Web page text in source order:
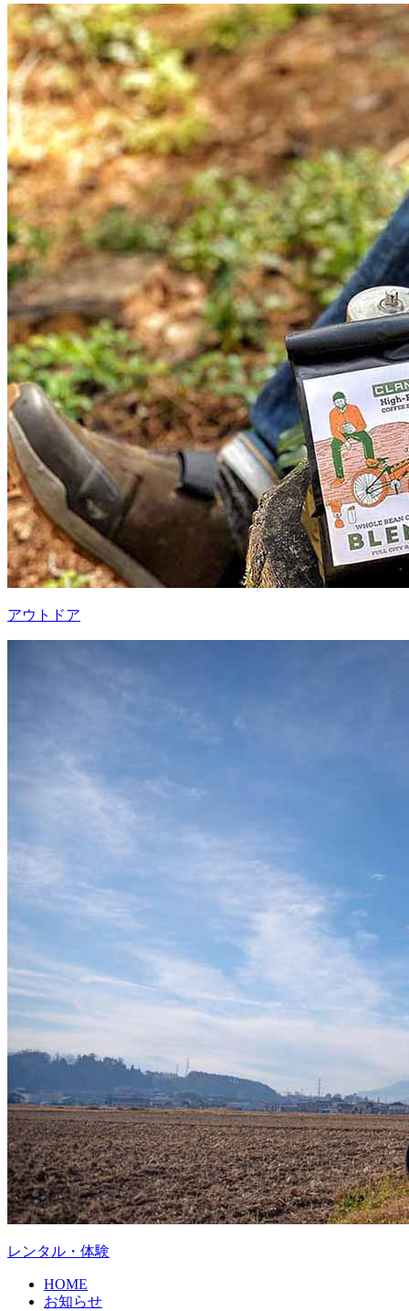
アウトドア
レンタル・体験
HOME
お知らせ